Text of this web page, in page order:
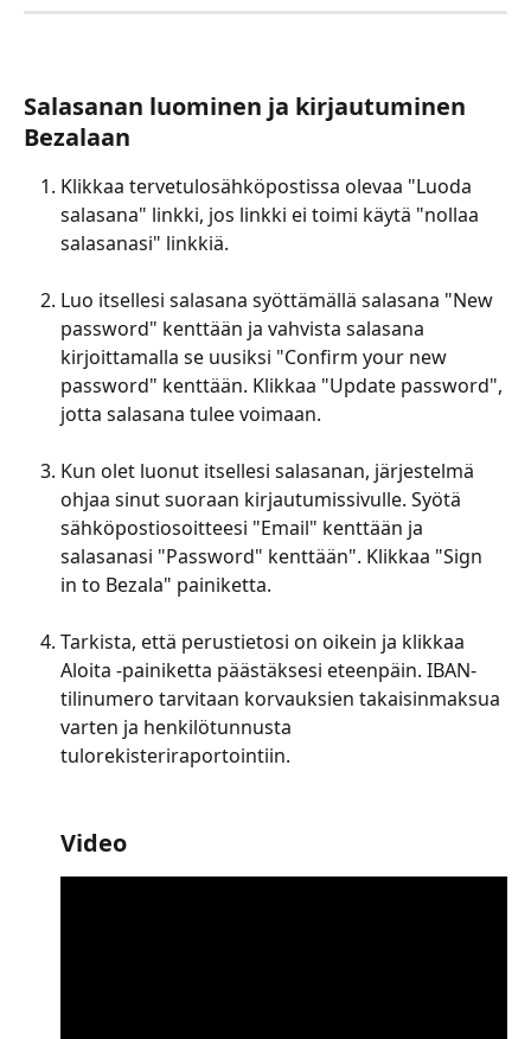
Salasanan luominen ja kirjautuminen
Bezalaan
Klikkaa tervetulosähköpostissa olevaa "Luoda
salasana" linkki, jos linkki ei toimi käytä "nollaa
salasanasi" linkkiä.
Luo itsellesi salasana syöttämällä salasana "New
password" kenttään ja vahvista salasana
kirjoittamalla se uusiksi "Confirm your new
password" kenttään. Klikkaa "Update password",
jotta salasana tulee voimaan.
Kun olet luonut itsellesi salasanan, järjestelmä
ohjaa sinut suoraan kirjautumissivulle. Syötä
sähköpostiosoitteesi "Email" kenttään ja
salasanasi "Password" kenttään". Klikkaa "Sign
in to Bezala" painiketta.
Tarkista, että perustietosi on oikein ja klikkaa
Aloita -painiketta päästäksesi eteenpäin. IBAN-
tilinumero tarvitaan korvauksien takaisinmaksua
varten ja henkilötunnusta
tulorekisteriraportointiin.
Video